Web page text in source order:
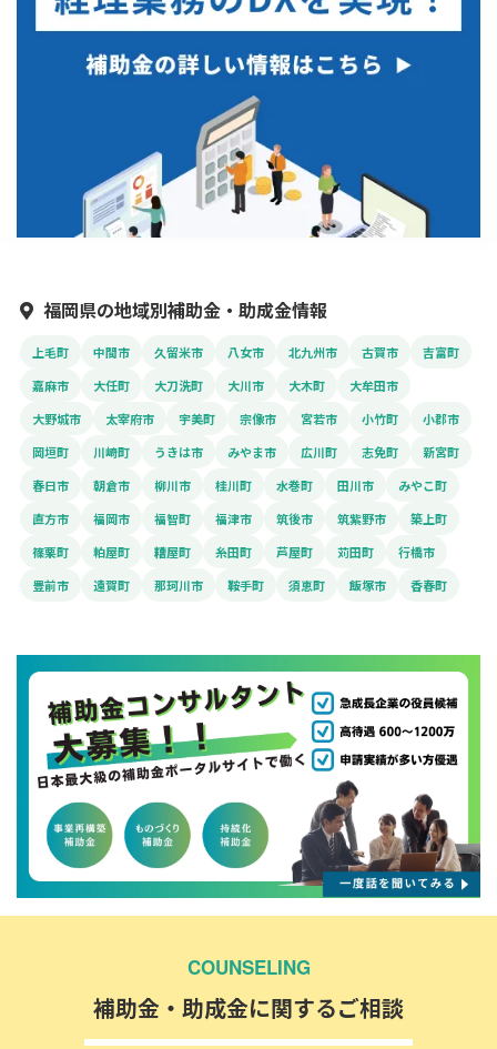
福岡県の地域別補助金・助成金情報
上毛町 中間市 久留米市 八女市 北九州市 古賀市
吉富町
嘉麻市
大任町 大刀洗町 大川市 大木町
大牟田市
大野城市
太宰府市 宇美町 宗像市 宮若市 小竹町
小郡市
岡垣町
川崎町 うきは市 みやま市 広川町 志免町
新宮町
春日市
朝倉市 柳川市 桂川町 水巻町 田川市
みやこ町
直方市
福岡市 福智町 福津市 筑後市 筑紫野市
築上町
篠栗町
粕屋町 糟屋町 糸田町 芦屋町 苅田町
行橋市
豊前市
遠賀町 那珂川市 鞍手町 須恵町 飯塚市 香春町
COUNSELING
補助金・助成金に関するご相談